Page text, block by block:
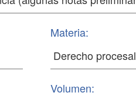
Materia:
Volumen: